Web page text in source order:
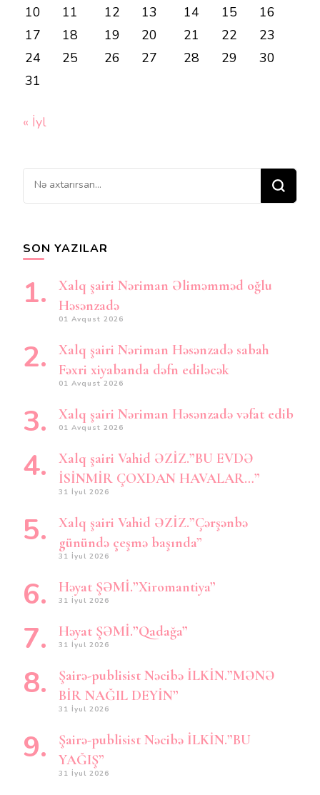
10 11 12 13 14 15
16
17
18 19 20 21 22
23
24
25 26 27 28 29
30
31
« İyl
Bir
şey
SON YAZILAR
Xalq şairi Nəriman Əliməmməd oğlu
Həsənzadə
01 Avqust 2026
Xalq şairi Nəriman Həsənzadə sabah
Fəxri xiyabanda dəfn ediləcək
01 Avqust 2026
Xalq şairi Nəriman Həsənzadə vəfat edib
01 Avqust 2026
Xalq şairi Vahid ƏZİZ.”BU EVDƏ
İSİNMİR ÇOXDAN HAVALAR…”
31 İyul 2026
Xalq şairi Vahid ƏZİZ.”Çərşənbə
günündə çeşmə başında”
31 İyul 2026
Həyat ŞƏMİ.”Xiromantiya”
31 İyul 2026
Həyat ŞƏMİ.”Qadağa”
31 İyul 2026
Şairə-publisist Nəcibə İLKİN.”MƏNƏ
BİR NAĞIL DEYİN”
31 İyul 2026
Şairə-publisist Nəcibə İLKİN.”BU
YAĞIŞ”
31 İyul 2026